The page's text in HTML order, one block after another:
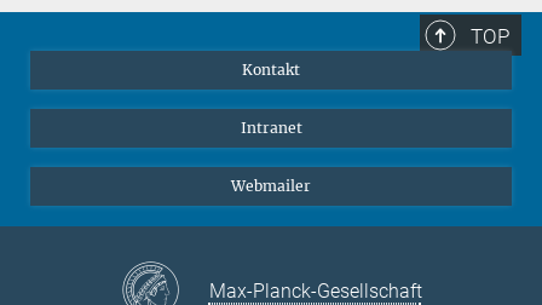
TOP
Kontakt
Intranet
Webmailer
Max-Planck-Gesellschaft